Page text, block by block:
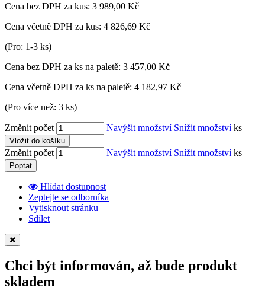
Cena bez DPH za kus: 3 989,00 Kč
Cena včetně DPH za kus: 4 826,69 Kč
(Pro: 1-3 ks)
Cena bez DPH za ks na paletě: 3 457,00 Kč
Cena včetně DPH za ks na paletě: 4 182,97 Kč
(Pro více než: 3 ks)
Změnit počet Navýšit množství Snížit množstvíks
Vložit do košíku
Změnit počet Navýšit množství Snížit množstvíks
Poptat
Hlídat dostupnost
Zeptejte se odborníka
Vytisknout stránku
Sdílet
Chci být informován, až bude produkt
skladem